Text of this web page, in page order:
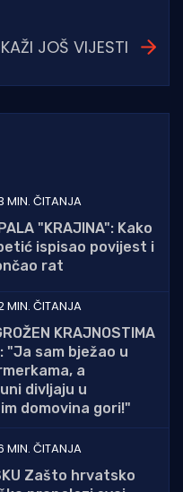
JOŠ VIJESTI
MIN. ČITANJA
"KRAJINA": Kako
ispisao povijest i
rat
MIN. ČITANJA
KRAJNOSTIMA
"Ja sam bježao u
a
divljaju u
domovina gori!"
MIN. ČITANJA
Zašto hrvatsko